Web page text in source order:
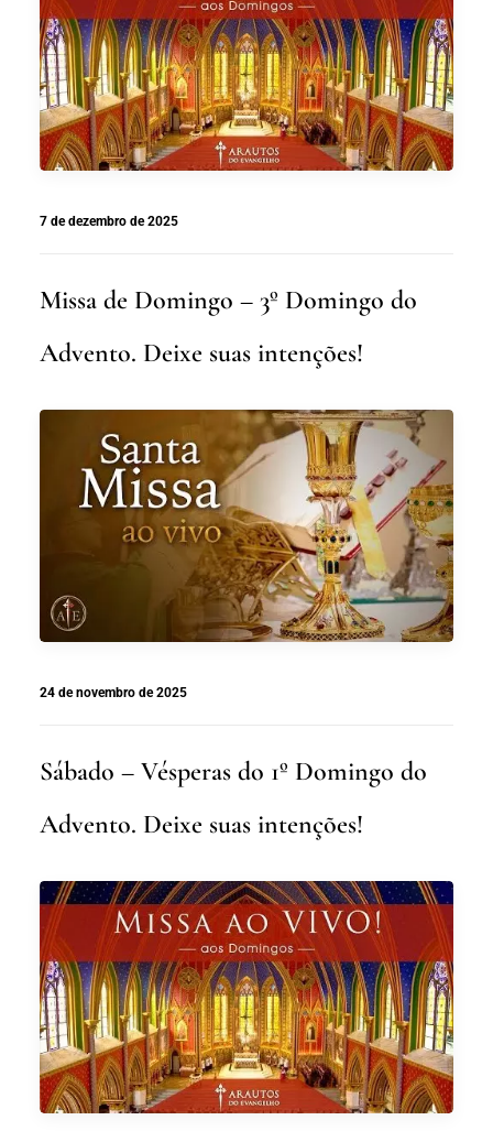
7 de dezembro de 2025
Missa de Domingo – 3º Domingo do
Advento. Deixe suas intenções!
24 de novembro de 2025
Sábado – Vésperas do 1º Domingo do
Advento. Deixe suas intenções!